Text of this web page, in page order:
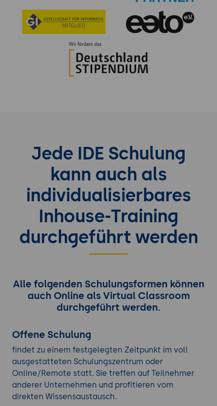
Jede IDE Schulung
kann auch als
individualisierbares
Inhouse-Training
durchgeführt werden
Alle folgenden Schulungsformen können
auch Online als Virtual Classroom
durchgeführt werden.
Offene Schulung
findet zu einem festgelegten Zeitpunkt im voll
ausgestatteten Schulungszentrum oder
Online/Remote statt. Sie treffen auf Teilnehmer
anderer Unternehmen und profitieren vom
direkten Wissensaustausch.